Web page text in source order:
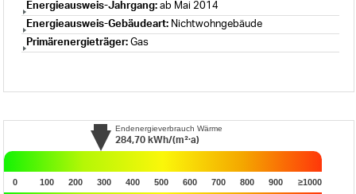
Energieausweis-Jahrgang: ab Mai 2014
Energieausweis-Gebäudeart: Nichtwohngebäude
Primärenergieträger: Gas
Endenergieverbrauch Wärme
284,70 kWh/(m²·a)
0 100 200 300 400 500 600 700 800 900 ≥1000